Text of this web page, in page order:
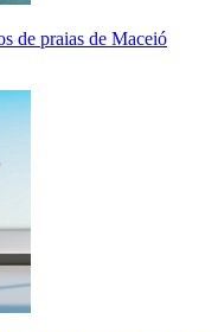
de praias de Maceió